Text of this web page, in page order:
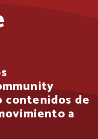
contenidos de
a